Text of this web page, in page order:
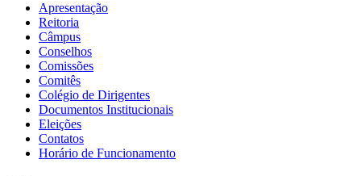
Apresentação
Reitoria
Câmpus
Conselhos
Comissões
Comitês
Colégio de Dirigentes
Documentos Institucionais
Eleições
Contatos
Horário de Funcionamento